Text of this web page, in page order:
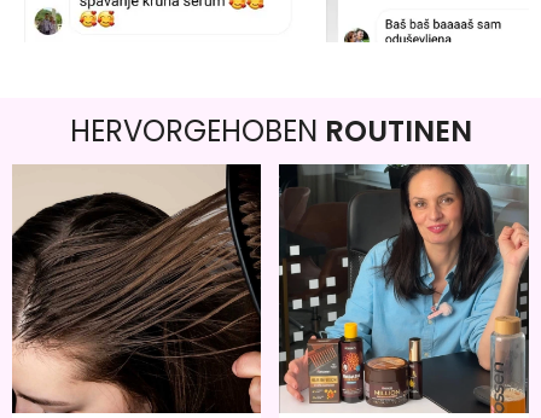
HERVORGEHOBEN ROUTINEN